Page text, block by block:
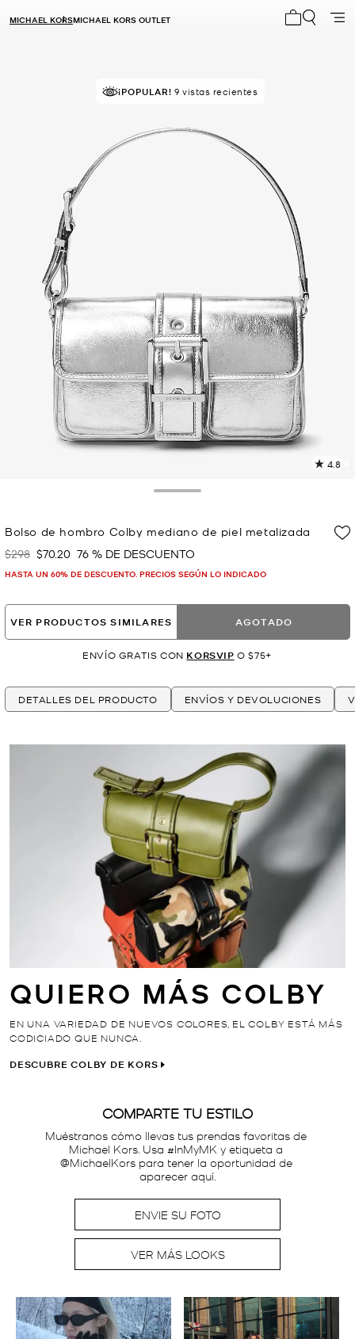
MICHAEL KORSMICHAEL KORS OUTLET
RECOMENDADO por el 100% de compradores
¡POPULAR! 9 vistas recientes
4.8
Bolso de hombro Colby mediano de piel metalizada
Era
$298 Ahora
$70.20 76 % DE DESCUENTO
HASTA UN 60% DE DESCUENTO. PRECIOS SEGÚN LO INDICADO
VER PRODUCTOS SIMILARES AGOTADO
ENVÍO GRATIS CON KORSVIP O $75+
DETALLES DEL PRODUCTO ENVÍOS Y DEVOLUCIONES
QUIERO MÁS COLBY
EN UNA VARIEDAD DE NUEVOS COLORES, EL COLBY ESTÁ MÁS
CODICIADO QUE NUNCA.
DESCUBRE COLBY DE KORS
COMPARTE TU ESTILO
Muéstranos cómo llevas tus prendas favoritas de
Michael Kors. Usa #InMyMK y etiqueta a
@MichaelKors para tener la oportunidad de
aparecer aquí.
ENVIE SU FOTO
VER MÁS LOOKS
Carrusel multimedia
Carousel con fotos de productos. Usar los botones anterior y